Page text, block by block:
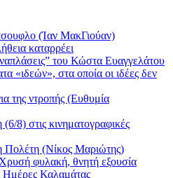
(Ίαν ΜακΓιούαν)
καταρρέει
του Κώστα Ευαγγελάτου
«ιδεών», στα οποία οι ιδέες δεν
της ντροπής (Ευθυμία
8) στις κινηματογραφικές
Πολέτη (Νίκος Μαριώτης)
φυλακή, θνητή εξουσία
Ημέρες Καλαμάτας